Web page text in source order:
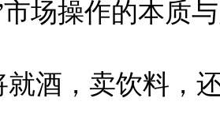
场操作的本质
酒，卖饮料，